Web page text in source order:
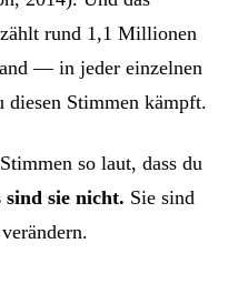
rund 1,1 Millionen
— in jeder einzelnen
diesen Stimmen kämpft.
so laut, dass du
sind sie nicht. Sie sind